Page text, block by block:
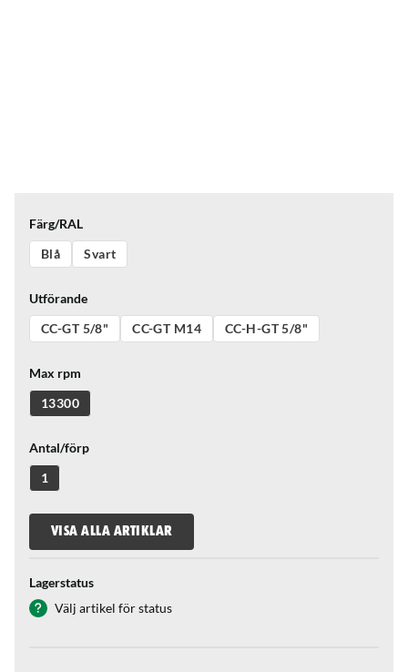
Färg/RAL
Blå
Svart
Utförande
CC-GT 5/8"
CC-GT M14 CC-H-GT 5/8"
Max rpm
13300
Antal/förp
1
VISA ALLA ARTIKLAR
Lagerstatus
Välj artikel för status